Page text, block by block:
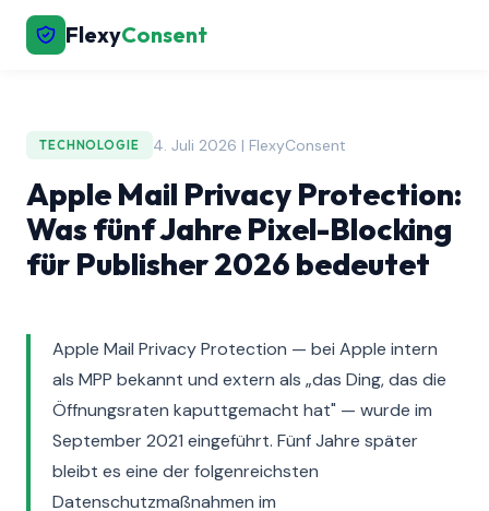
FlexyConsent
TECHNOLOGIE 4. Juli 2026 | FlexyConsent
Apple Mail Privacy Protection:
Was fünf Jahre Pixel-Blocking
für Publisher 2026 bedeutet
Apple Mail Privacy Protection — bei Apple intern
als MPP bekannt und extern als „das Ding, das die
Öffnungsraten kaputtgemacht hat" — wurde im
September 2021 eingeführt. Fünf Jahre später
bleibt es eine der folgenreichsten
Datenschutzmaßnahmen im